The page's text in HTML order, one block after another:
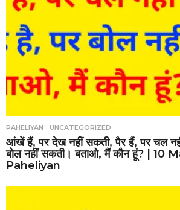
PAHELIYAN ,UNCATEGORIZED
आंखें हैं, पर देख नहीं सकती, पैर हैं, पर चल
बोल नहीं सकती। बताओ, मैं कौन हूं? | 10
Paheliyan